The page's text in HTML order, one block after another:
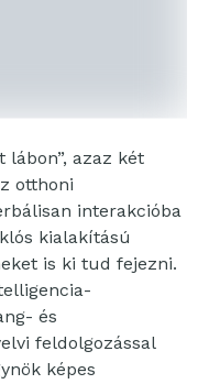
lábon”, azaz két
otthoni
interakcióba
kialakítású
is ki tud fejezni.
és
feldolgozással
képes